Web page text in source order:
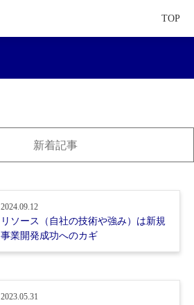
TOP
新着記事
2024.09.12
リソース（自社の技術や強み）は新規
事業開発成功へのカギ
2023.05.31